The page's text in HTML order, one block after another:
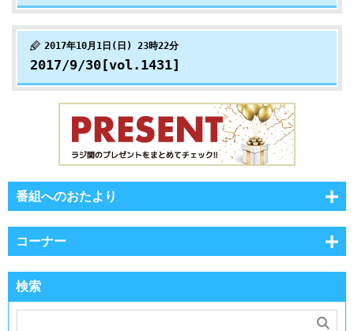
2017年10月1日(日) 23時22分
2017/9/30[vol.1431]
番組へのおたより
コーナー
検索